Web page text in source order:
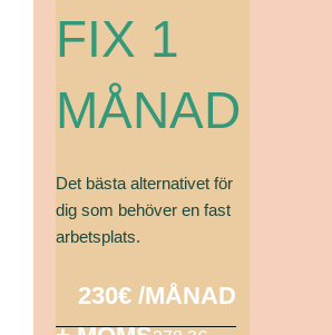
FIX 1
MÅNAD
Det bästa alternativet för
dig som behöver en fast
arbetsplats.
230€ /MÅNAD